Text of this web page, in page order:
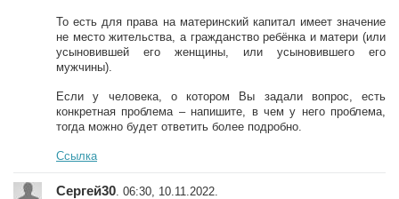
То есть для права на материнский капитал имеет значение
не место жительства, а гражданство ребёнка и матери (или
усыновившей его женщины, или усыновившего его
мужчины).
Если у человека, о котором Вы задали вопрос, есть
конкретная проблема – напишите, в чем у него проблема,
тогда можно будет ответить более подробно.
Ссылка
Сергей30 . 06:30, 10.11.2022.